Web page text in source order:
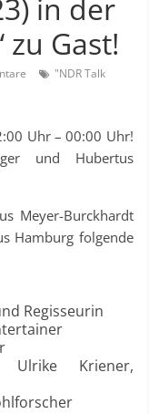
in der
zu Gast!
"NDR Talk
Uhr – 00:00 Uhr!
und Hubertus
Meyer-Burckhardt
Hamburg folgende
Regisseurin
Ulrike Kriener,